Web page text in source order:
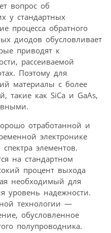
вопрос об
у стандартных
процесса обратного
диодов обусловливает
приводят к
рассеиваемой
Поэтому для
материалы с более
такие как SiCa и GaAs,
отработанной и
электронике
элементов.
на стандартном
процент выхода
необходимый для
уровень надежности.
технологии —
обусловленное
полупроводника.